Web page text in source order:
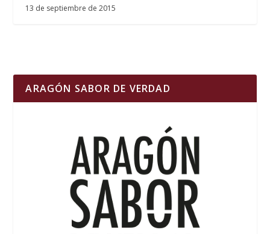
13 de septiembre de 2015
ARAGÓN SABOR DE VERDAD